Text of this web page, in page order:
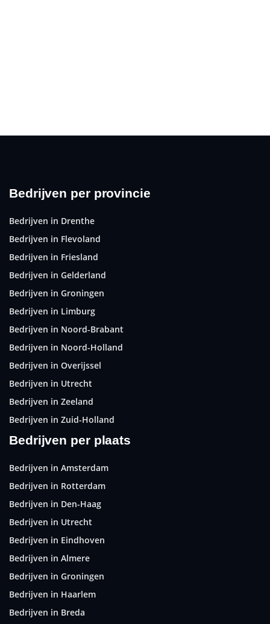
Bedrijven per provincie
Bedrijven in Drenthe
Bedrijven in Flevoland
Bedrijven in Friesland
Bedrijven in Gelderland
Bedrijven in Groningen
Bedrijven in Limburg
Bedrijven in Noord-Brabant
Bedrijven in Noord-Holland
Bedrijven in Overijssel
Bedrijven in Utrecht
Bedrijven in Zeeland
Bedrijven in Zuid-Holland
Bedrijven per plaats
Bedrijven in Amsterdam
Bedrijven in Rotterdam
Bedrijven in Den-Haag
Bedrijven in Utrecht
Bedrijven in Eindhoven
Bedrijven in Almere
Bedrijven in Groningen
Bedrijven in Haarlem
Bedrijven in Breda